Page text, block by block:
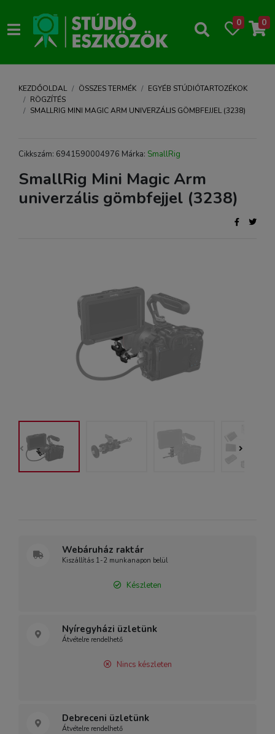
0 0
KEZDŐOLDAL ÖSSZES TERMÉK
EGYÉB STÚDIÓTARTOZÉKOK
RÖGZÍTÉS
SMALLRIG MINI MAGIC ARM UNIVERZÁLIS GÖMBFEJJEL (3238)
Cikkszám: 6941590004976 Márka: SmallRig
SmallRig Mini Magic Arm
univerzális gömbfejjel (3238)
Webáruház raktár
Kiszállítás 1-2 munkanapon belül
Készleten
Nyíregyházi üzletünk
Átvételre rendelhető
Nincs készleten
Debreceni üzletünk
Átvételre rendelhető